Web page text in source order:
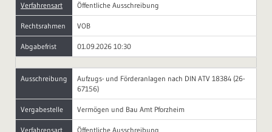
Verfahrensart Öffentliche Ausschreibung
Rechtsrahmen VOB
Abgabefrist 01.09.2026 10:30
Ausschreibung
Aufzugs- und Förderanlagen nach DIN ATV 18384 (26-
67156)
Vergabestelle Vermögen und Bau Amt Pforzheim
Verfahrensart Öffentliche Ausschreibung